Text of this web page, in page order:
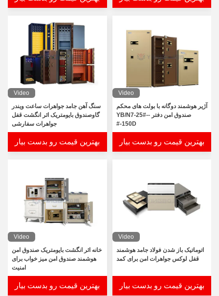
Video
سنگ آهن جامد جواهرات ساعت ويندر
گاوصندوق بایومتریک اثر انگشت قفل
جواهرات سفارشی
بهترین قیمت رو بدست بیار
Video
آژیر هوشمند دوگانه با بولت های محکم
صندوق امن دفتر YB/N7-25#--
-150D#
بهترین قیمت رو بدست بیار
Video
خانه اثر انگشت بایومتریک صندوق امن
هوشمند صندوق امن میز خواب برای
امنیت
بهترین قیمت رو بدست بیار
Video
اتوماتیک باز شدن فولاد جامد هوشمند
قفل لوکس جواهرات امن برای کمد
بهترین قیمت رو بدست بیار